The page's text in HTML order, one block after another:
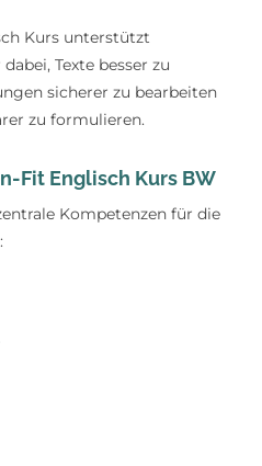
Kurs unterstützt
Texte besser zu
sicherer zu bearbeiten
zu formulieren.
Fit Englisch Kurs BW
Kompetenzen für die